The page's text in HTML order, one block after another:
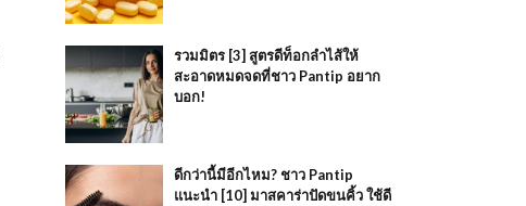
รวมมิตร [3] สูตรดีท็อกลำไส้ให้
สะอาดหมดจดที่ชาว Pantip อยาก
บอก!
ดีกว่านี้มีอีกไหม? ชาว Pantip
แนะนำ [10] มาสคาร่าปัดขนคิ้ว ใช้ดี